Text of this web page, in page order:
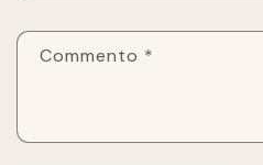
Commento *